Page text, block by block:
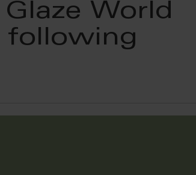
World
following